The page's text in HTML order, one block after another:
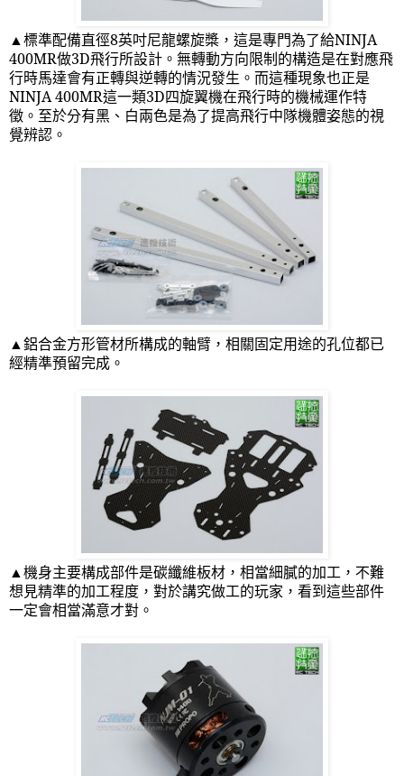
▲標準配備直徑8英吋尼龍螺旋槳，這是專門為了給NINJA
400MR做3D飛行所設計。無轉動方向限制的構造是在對應飛
行時馬達會有正轉與逆轉的情況發生。而這種現象也正是
NINJA 400MR這一類3D四旋翼機在飛行時的機械運作特
徵。至於分有黑、白兩色是為了提高飛行中隊機體姿態的視
覺辨認。
▲鋁合金方形管材所構成的軸臂，相關固定用途的孔位都已
經精準預留完成。
▲機身主要構成部件是碳纖維板材，相當細膩的加工，不難
想見精準的加工程度，對於講究做工的玩家，看到這些部件
一定會相當滿意才對。